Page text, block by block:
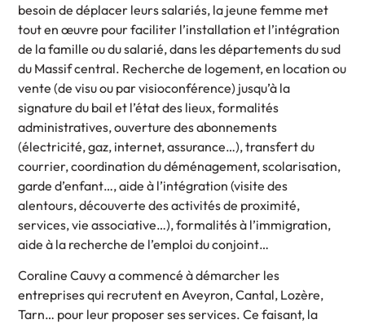
besoin de déplacer leurs salariés, la jeune femme met
tout en œuvre pour faciliter l’installation et l’intégration
de la famille ou du salarié, dans les départements du sud
du Massif central. Recherche de logement, en location ou
vente (de visu ou par visioconférence) jusqu’à la
signature du bail et l’état des lieux, formalités
administratives, ouverture des abonnements
(électricité, gaz, internet, assurance…), transfert du
courrier, coordination du déménagement, scolarisation,
garde d’enfant…, aide à l’intégration (visite des
alentours, découverte des activités de proximité,
services, vie associative…), formalités à l’immigration,
aide à la recherche de l’emploi du conjoint…
Coraline Cauvy a commencé à démarcher les
entreprises qui recrutent en Aveyron, Cantal, Lozère,
Tarn… pour leur proposer ses services. Ce faisant, la